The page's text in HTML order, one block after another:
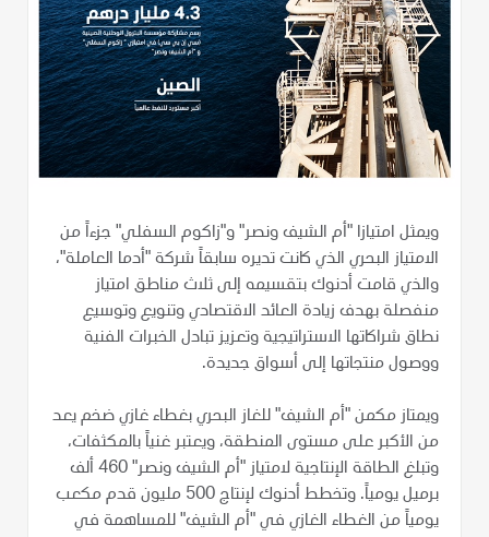
ويمثل امتيازا "أم الشيف ونصر" و"زاكوم السفلي" جزءاً من
الامتياز البحري الذي كانت تديره سابقاً شركة "أدما العاملة"،
والذي قامت أدنوك بتقسيمه إلى ثلاث مناطق امتياز
منفصلة بهدف زيادة العائد الاقتصادي وتنويع وتوسيع
نطاق شراكاتها الاستراتيجية وتعزيز تبادل الخبرات الفنية
ووصول منتجاتها إلى أسواق جديدة.
ويمتاز مكمن "أم الشيف" للغاز البحري بغطاء غازي ضخم يعد
من الأكبر على مستوى المنطقة، ويعتبر غنياً بالمكثفات،
وتبلغ الطاقة الإنتاجية لامتياز "أم الشيف ونصر" 460 ألف
برميل يومياً. وتخطط أدنوك لإنتاج 500 مليون قدم مكعب
يومياً من الغطاء الغازي في "أم الشيف" للمساهمة في